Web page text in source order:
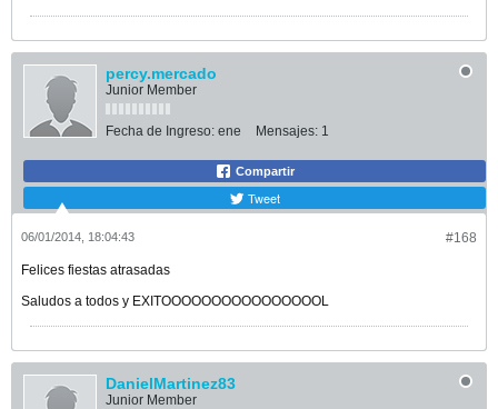
percy.mercado
Junior Member
Fecha de Ingreso: ene Mensajes: 1
Compartir
Tweet
#168
06/01/2014, 18:04:43
Felices fiestas atrasadas
Saludos a todos y EXITOOOOOOOOOOOOOOOOL
DanielMartinez83
Junior Member